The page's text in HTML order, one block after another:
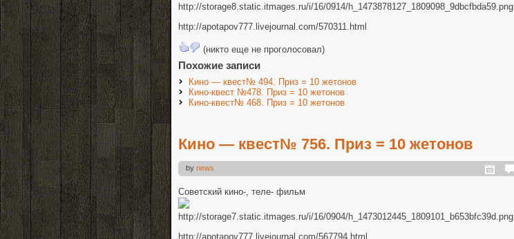
http://storage8.static.itmages.ru/i/16/0914/h_1473878127_1809098_9dbcfbda59.png
http://apotapov777.livejournal.com/570311.html
(никто еще не проголосовал)
Похожие записи
Кино — квест№ 494. Приз = 10 жетонов
Кино-квест №478. Приз = 10 жетонов
Кино-квест№ 468. Приз = 10 жетонов
Кино — квест№ 756. Приз = 10 жетонов
by news
Советский кино-, теле- фильм
http://storage7.static.itmages.ru/i/16/0904/h_1473012445_1809101_b653bfc39d.png
http://apotapov777.livejournal.com/567794.html